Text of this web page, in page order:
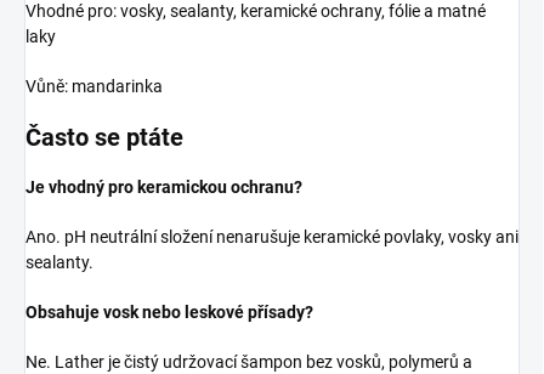
Vhodné pro: vosky, sealanty, keramické ochrany, fólie a matné
laky
Vůně: mandarinka
Často se ptáte
Je vhodný pro keramickou ochranu?
Ano. pH neutrální složení nenarušuje keramické povlaky, vosky ani
sealanty.
Obsahuje vosk nebo leskové přísady?
Ne. Lather je čistý udržovací šampon bez vosků, polymerů a